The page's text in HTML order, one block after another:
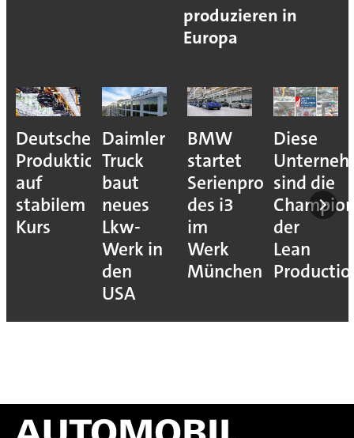
produzieren in
Europa
Deutsche
Produktion
auf
stabilem
Kurs
Daimler
Truck
baut
neues
Lkw-
Werk in
den
USA
BMW
startet
Serienproduktion
des i3
im
Werk
München
Diese
sind die
der
Lean